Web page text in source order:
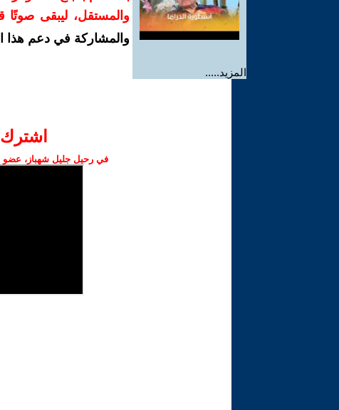
المزيد.....
والمستقل، ليبقى صوتًا
والمشاركة في دعم هذا
في رحيل جليل شهباز، عضو